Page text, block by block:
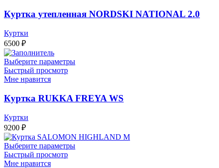
Куртка утепленная NORDSKI NATIONAL 2.0
Куртки
6500 ₽
Выберите параметры
Быстрый просмотр
Мне нравится
Куртка RUKKA FREYA WS
Куртки
9200 ₽
Выберите параметры
Быстрый просмотр
Мне нравится